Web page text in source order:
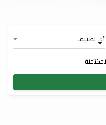
أي تصنيف